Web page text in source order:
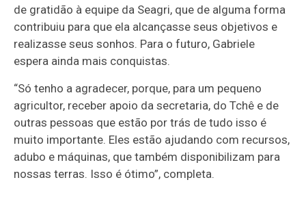
de gratidão à equipe da Seagri, que de alguma forma
contribuiu para que ela alcançasse seus objetivos e
realizasse seus sonhos. Para o futuro, Gabriele
espera ainda mais conquistas.
“Só tenho a agradecer, porque, para um pequeno
agricultor, receber apoio da secretaria, do Tchê e de
outras pessoas que estão por trás de tudo isso é
muito importante. Eles estão ajudando com recursos,
adubo e máquinas, que também disponibilizam para
nossas terras. Isso é ótimo”, completa.